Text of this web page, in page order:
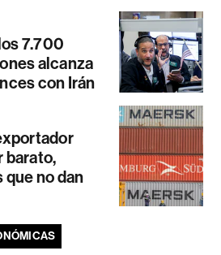
7.700
alcanza
con Irán
barato,
no dan